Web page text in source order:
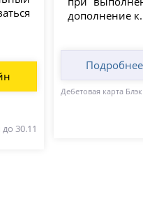
30.11
дополнение
Подробнее
Дебетовая карта